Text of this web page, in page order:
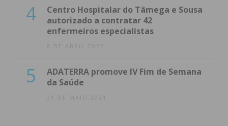
4
Centro Hospitalar do Tâmega e Sousa
autorizado a contratar 42
enfermeiros especialistas
8 DE ABRIL 2022
5
ADATERRA promove IV Fim de Semana
da Saúde
21 DE MAIO 2021